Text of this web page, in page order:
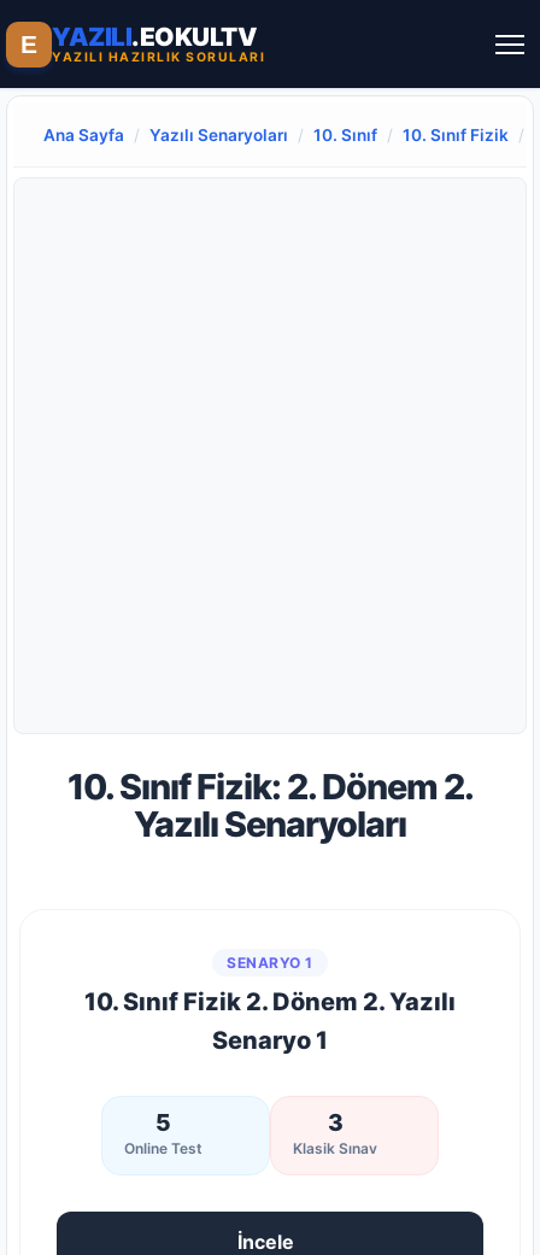
E YAZILI.EOKULTV
YAZILI HAZIRLIK SORULARI
Ana Sayfa / Yazılı Senaryoları / 10. Sınıf / 10. Sınıf Fizik /
10. Sınıf Fizik: 2. Dönem 2.
Yazılı Senaryoları
SENARYO 1
10. Sınıf Fizik 2. Dönem 2. Yazılı
Senaryo 1
5
Online Test
3
Klasik Sınav
İncele